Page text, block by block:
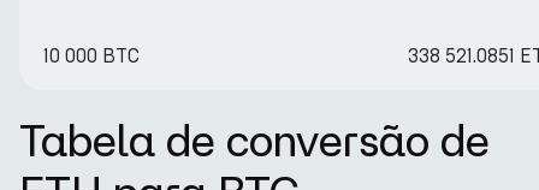
10 000 BTC 338 521.0851
Tabela de conversão de